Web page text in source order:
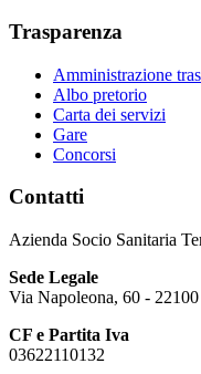
Trasparenza
Amministrazione
Albo pretorio
Carta dei servizi
Gare
Concorsi
Contatti
Azienda Socio Sanitaria
Sede Legale
Via Napoleona, 60 -
CF e Partita Iva
03622110132